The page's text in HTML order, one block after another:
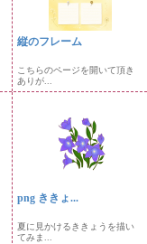
縦のフレーム
こちらのページを開いて頂き
ありが...
png ききょ...
夏に見かけるききょうを描い
てみま...